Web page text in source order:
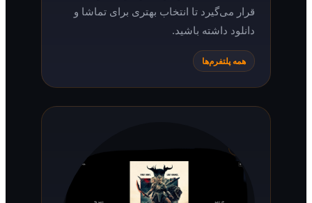
قرار می‌گیرد تا انتخاب بهتری برای تماشا و
دانلود داشته باشید.
همه پلتفرم‌ها